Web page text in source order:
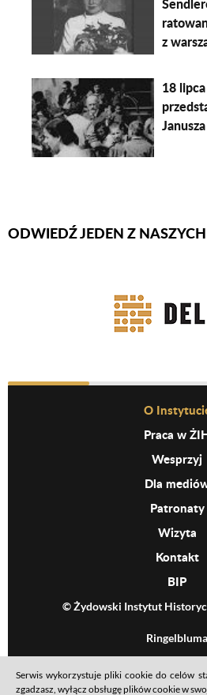
z
18
Firmy Rotator
ODWIEDŹ JEDEN Z
Before Footer Menu
O
Praca w
Wesprzyj
Dla
Patronaty
Wizyta
Kontakt
BIP
© Żydowski Instytut
Ringelbluma
Mapa serwisu Polityka prywatności
Serwis wykorzystuje pliki cookie do celów
zgadzasz, wyłącz obsługę plików cookie w